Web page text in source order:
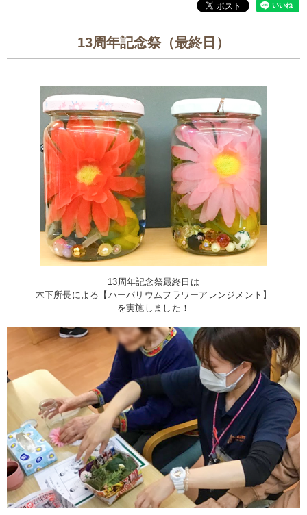
13周年記念祭（最終日）
13周年記念祭最終日は
木下所長による【ハーバリウムフラワーアレンジメント】
を実施しました！